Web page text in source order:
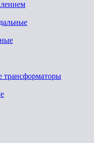
трансформаторы